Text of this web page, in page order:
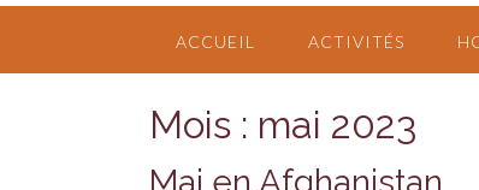
ACCUEIL ACTIVITÉS
Mois : mai 2023
Mai en Afghanistan